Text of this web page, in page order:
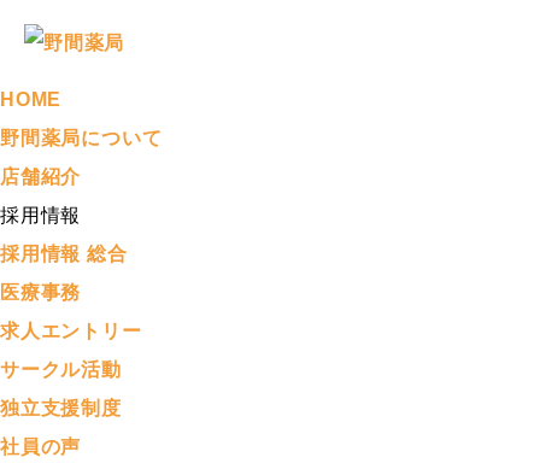
HOME
野間薬局について
店舗紹介
採用情報
採用情報 総合
医療事務
求人エントリー
サークル活動
独立支援制度
社員の声